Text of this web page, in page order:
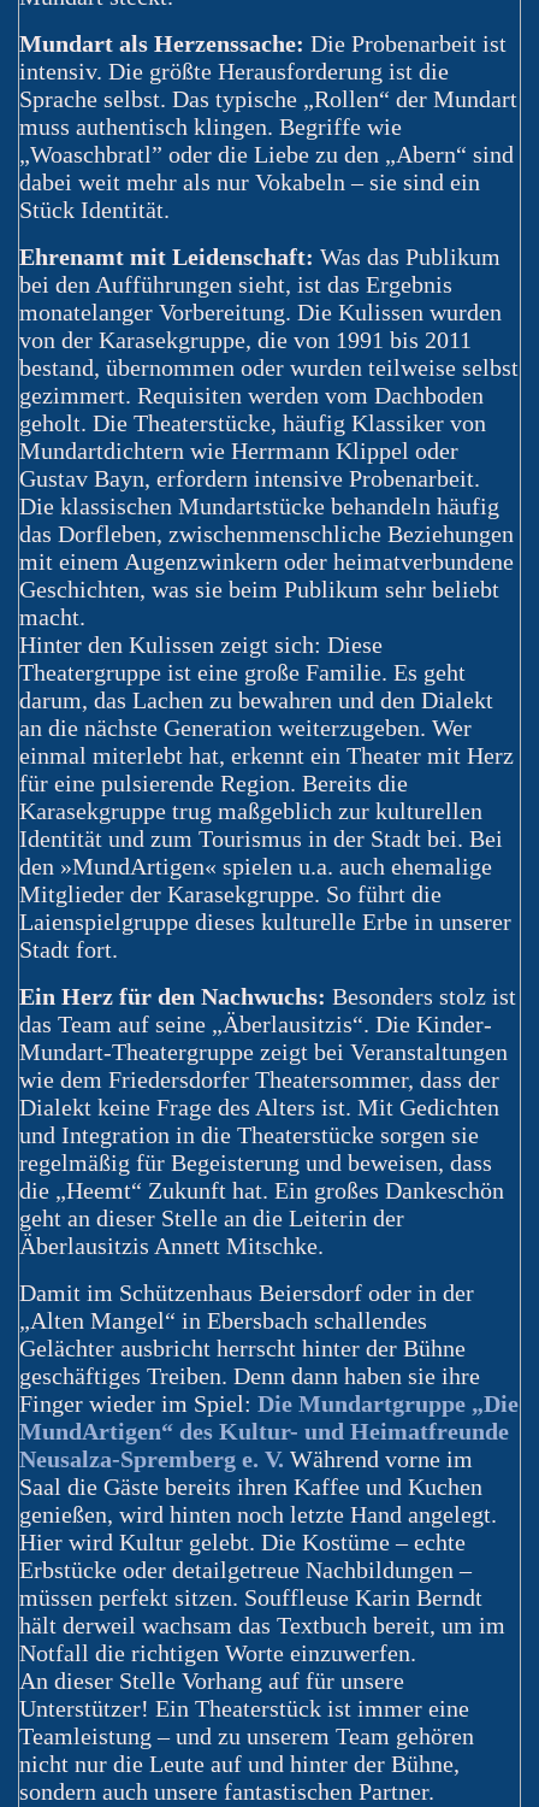
Mundart als Herzenssache: Die Probenarbeit ist
intensiv. Die größte Herausforderung ist die
Sprache selbst. Das typische „Rollen“ der Mundart
muss authentisch klingen. Begriffe wie
„Woaschbratl” oder die Liebe zu den „Abern“ sind
dabei weit mehr als nur Vokabeln – sie sind ein
Stück Identität.
Ehrenamt mit Leidenschaft: Was das Publikum
bei den Aufführungen sieht, ist das Ergebnis
monatelanger Vorbereitung. Die Kulissen wurden
von der Karasekgruppe, die von 1991 bis 2011
bestand, übernommen oder wurden teilweise selbst
gezimmert. Requisiten werden vom Dachboden
geholt. Die Theaterstücke, häufig Klassiker von
Mundartdichtern wie Herrmann Klippel oder
Gustav Bayn, erfordern intensive Probenarbeit.
Die klassischen Mundartstücke behandeln häufig
das Dorfleben, zwischenmenschliche Beziehungen
mit einem Augenzwinkern oder heimatverbundene
Geschichten, was sie beim Publikum sehr beliebt
macht.
Hinter den Kulissen zeigt sich: Diese
Theatergruppe ist eine große Familie. Es geht
darum, das Lachen zu bewahren und den Dialekt
an die nächste Generation weiterzugeben. Wer
einmal miterlebt hat, erkennt ein Theater mit Herz
für eine pulsierende Region. Bereits die
Karasekgruppe trug maßgeblich zur kulturellen
Identität und zum Tourismus in der Stadt bei. Bei
den »MundArtigen« spielen u.a. auch ehemalige
Mitglieder der Karasekgruppe. So führt die
Laienspielgruppe dieses kulturelle Erbe in unserer
Stadt fort.
Ein Herz für den Nachwuchs: Besonders stolz ist
das Team auf seine „Äberlausitzis“. Die Kinder-
Mundart-Theatergruppe zeigt bei Veranstaltungen
wie dem Friedersdorfer Theatersommer, dass der
Dialekt keine Frage des Alters ist. Mit Gedichten
und Integration in die Theaterstücke sorgen sie
regelmäßig für Begeisterung und beweisen, dass
die „Heemt“ Zukunft hat. Ein großes Dankeschön
geht an dieser Stelle an die Leiterin der
Äberlausitzis Annett Mitschke.
Damit im Schützenhaus Beiersdorf oder in der
„Alten Mangel“ in Ebersbach schallendes
Gelächter ausbricht herrscht hinter der Bühne
geschäftiges Treiben. Denn dann haben sie ihre
Finger wieder im Spiel: Die Mundartgruppe „Die
MundArtigen“ des Kultur- und Heimatfreunde
Neusalza-Spremberg e. V. Während vorne im
Saal die Gäste bereits ihren Kaffee und Kuchen
genießen, wird hinten noch letzte Hand angelegt.
Hier wird Kultur gelebt. Die Kostüme – echte
Erbstücke oder detailgetreue Nachbildungen –
müssen perfekt sitzen. Souffleuse Karin Berndt
hält derweil wachsam das Textbuch bereit, um im
Notfall die richtigen Worte einzuwerfen.
An dieser Stelle Vorhang auf für unsere
Unterstützer! Ein Theaterstück ist immer eine
Teamleistung – und zu unserem Team gehören
nicht nur die Leute auf und hinter der Bühne,
sondern auch unsere fantastischen Partner.